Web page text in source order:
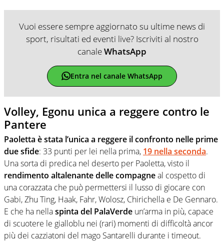
Vuoi essere sempre aggiornato su ultime news di
sport, risultati ed eventi live? Iscriviti al nostro
canaleWhatsApp
Entra nel canale WhatsApp
Volley, Egonu unica a reggere contro le
Pantere
Paoletta è stata l’unica a reggere il confronto nelle prime
due sfide: 33 punti per lei nella prima, 19 nella seconda.
Una sorta di predica nel deserto per Paoletta, visto il
rendimento altalenante delle compagneal cospetto di
una corazzata che può permettersi il lusso di giocare con
Gabi, Zhu Ting, Haak, Fahr, Wolosz, Chirichella e De Gennaro.
E che ha nellaspinta del PalaVerde un’arma in più, capace
di scuotere le gialloblu nei (rari) momenti di difficoltà ancor
più dei cazziatoni del mago Santarelli durante i timeout.